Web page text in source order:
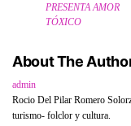
PRESENTA AMOR
TÓXICO
About The
admin
Rocio Del Pilar Romero
turismo- folclor y cultura.